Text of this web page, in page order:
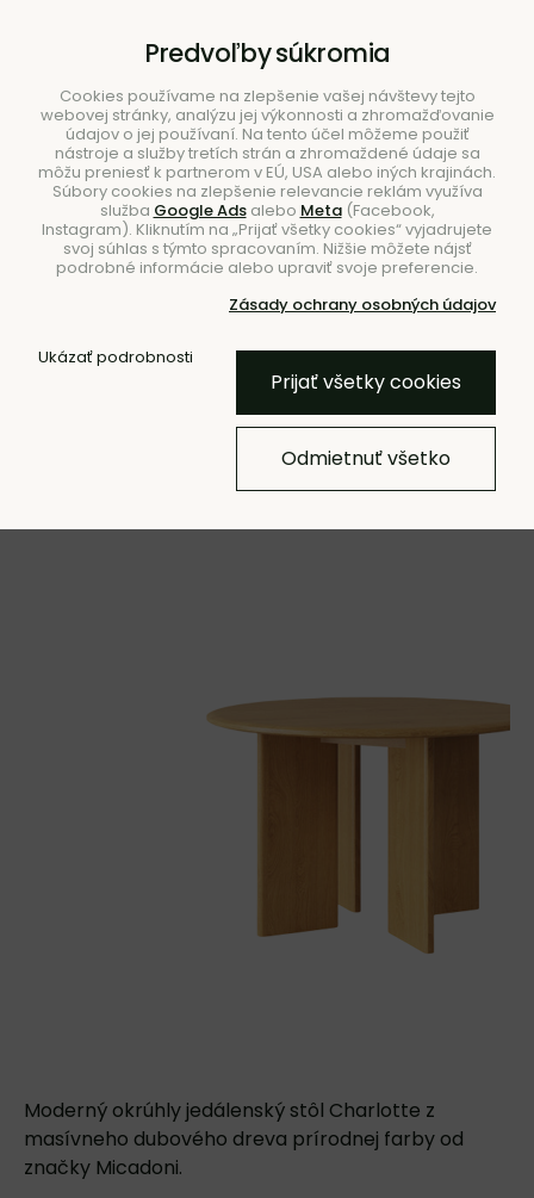
Hľadať
Úvod Nábytok Jedálenské stoly
Jedálenský stôl Charlotte,
okrúhly – prírodný/dub
Moderný okrúhly jedálenský stôl Charlotte z
masívneho dubového dreva prírodnej farby od
značky Micadoni.
Predvoľby súkromia
Cookies používame na zlepšenie vašej návštevy tejto
webovej stránky, analýzu jej výkonnosti a zhromažďovanie
údajov o jej používaní. Na tento účel môžeme použiť
nástroje a služby tretích strán a zhromaždené údaje sa
môžu preniesť k partnerom v EÚ, USA alebo iných krajinách.
Súbory cookies na zlepšenie relevancie reklám využíva
služba Google Adsalebo Meta(Facebook,
Instagram). Kliknutím na „Prijať všetky cookies“ vyjadrujete
svoj súhlas s týmto spracovaním. Nižšie môžete nájsť
podrobné informácie alebo upraviť svoje preferencie.
Zásady ochrany osobných údajov
Ukázať podrobnosti
Prijať všetky cookies
Odmietnuť všetko